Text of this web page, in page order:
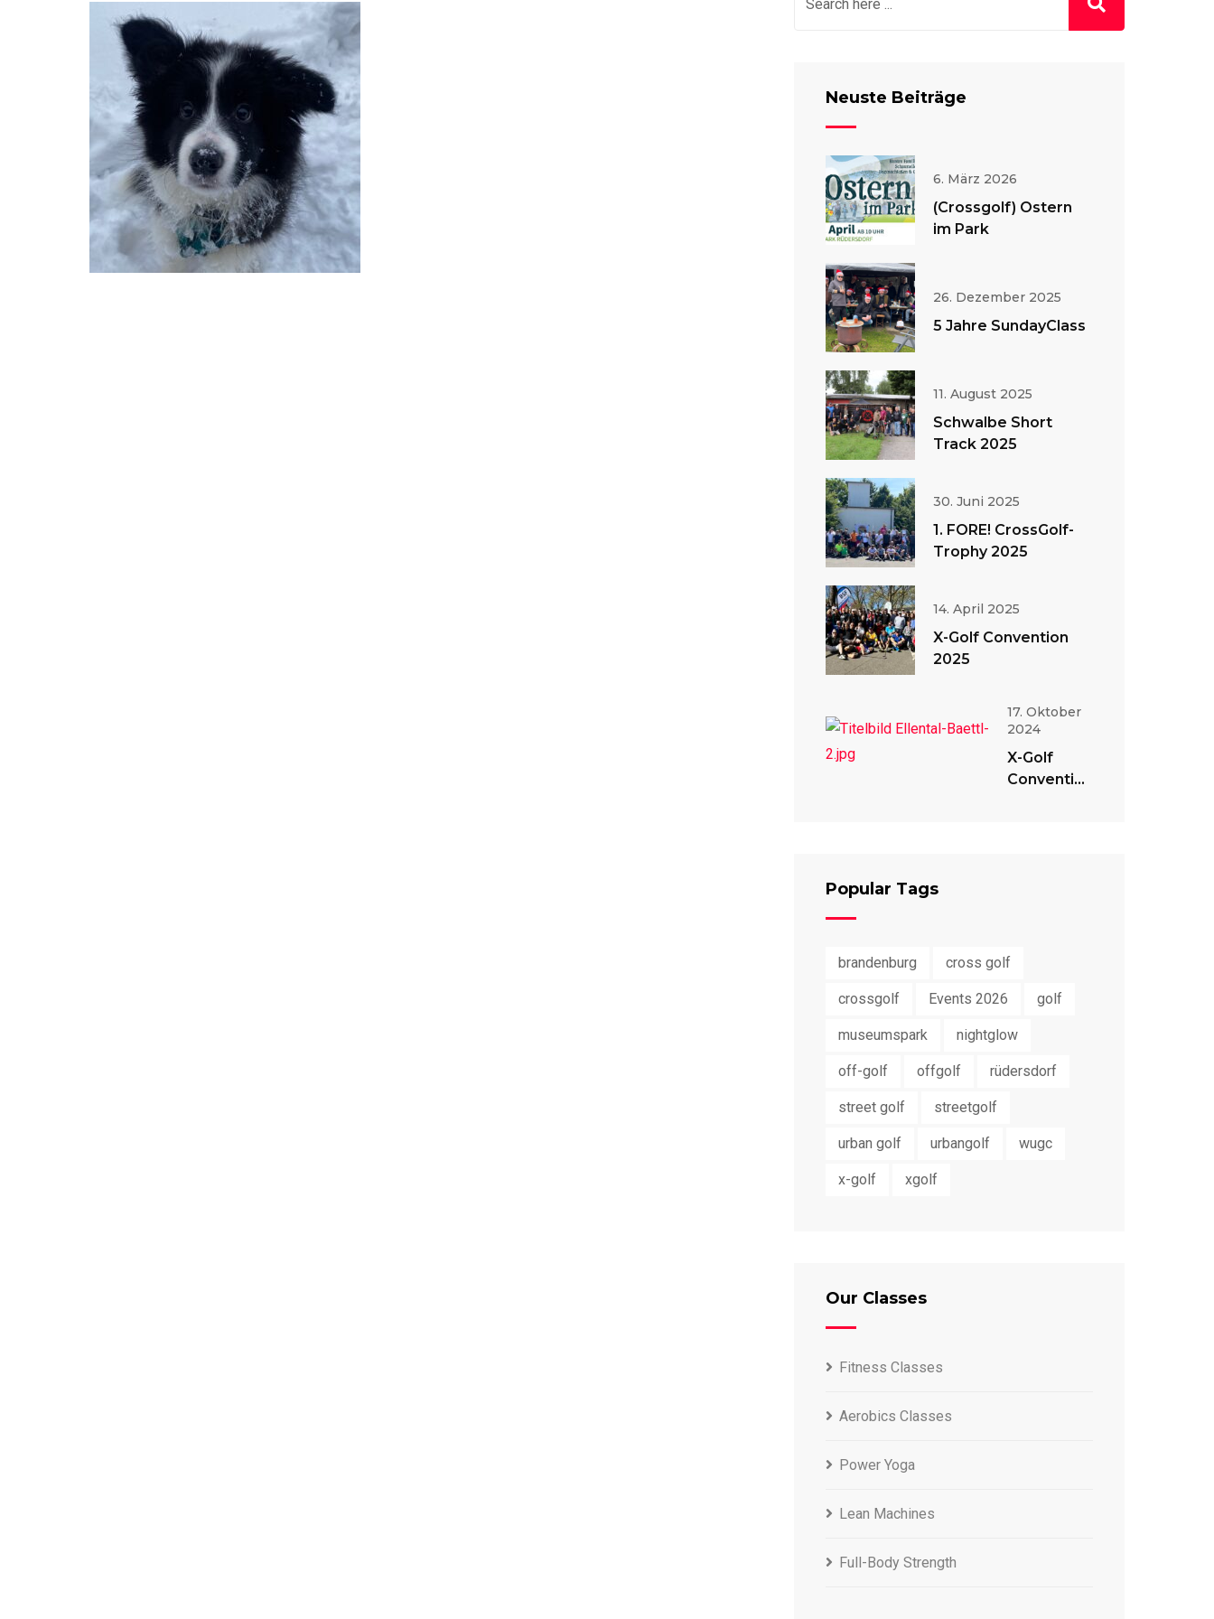
Neuste Beiträge
6. März 2026
(Crossgolf) Ostern
im Park
26. Dezember 2025
5 Jahre SundayClass
11. August 2025
Schwalbe Short
Track 2025
30. Juni 2025
1. FORE! CrossGolf-
Trophy 2025
14. April 2025
X-Golf Convention
2025
17. Oktober
2024
X-Golf
Convention
Popular Tags
brandenburg cross golf
crossgolf Events 2026 golf
museumspark nightglow
off-golf offgolf rüdersdorf
street golf streetgolf
urban golf urbangolf wugc
x-golf xgolf
Our Classes
Fitness Classes
Aerobics Classes
Power Yoga
Lean Machines
Full-Body Strength